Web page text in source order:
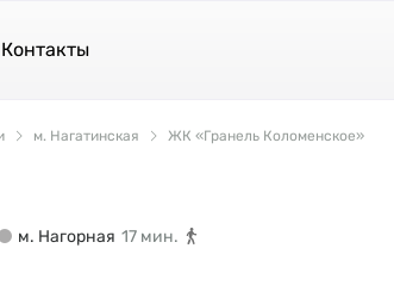
Контакты
м. Нагатинская ЖК «Гранель Коломенское»
м. Нагорная 17 мин.